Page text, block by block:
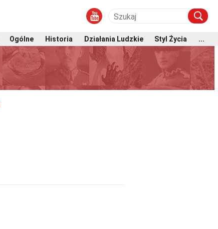
Ogólne Historia Działania Ludzkie Styl Życia
...